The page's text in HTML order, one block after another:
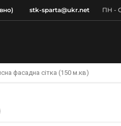
stk-sparta@ukr.net ПН -
фасадна сітка (150 м.кв)